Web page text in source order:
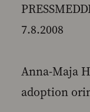
7.8.2008
Anna-Maja
adoption